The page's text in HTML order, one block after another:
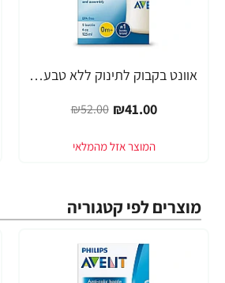
-21%
אוונט בקבוק לתינוק ללא טבעת 125 מ"ל (0 חודש+) 1 יחידה - מבית Philips Avent
₪41.00
₪52.00
מוצרים לפי קטגוריה